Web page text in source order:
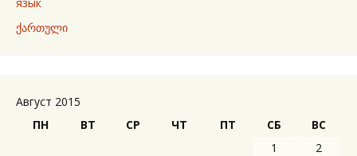
ქართული
Август 2015
ПН
ВТ СР ЧТ ПТ СБ
ВС
1
2